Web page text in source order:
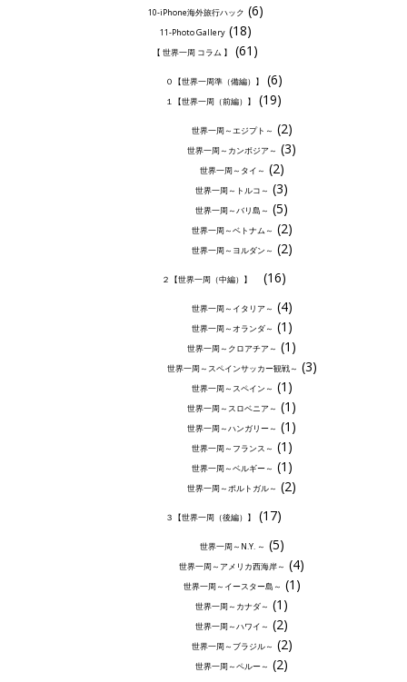
10-iPhone海外旅行ハック (6)
11-Photo Gallery(18)
【 世界一周 コラム 】 (61)
０【世界一周準（備編）】 (6)
１【世界一周（前編）】 (19)
世界一周～エジプト～ (2)
世界一周～カンボジア～ (3)
世界一周～タイ～ (2)
世界一周～トルコ～ (3)
世界一周～バリ島～ (5)
世界一周～ベトナム～ (2)
世界一周～ヨルダン～ (2)
２【世界一周（中編）】 (16)
世界一周～イタリア～ (4)
世界一周～オランダ～ (1)
世界一周～クロアチア～ (1)
世界一周～スペインサッカー観戦～ (3)
世界一周～スペイン～ (1)
世界一周～スロベニア～ (1)
世界一周～ハンガリー～ (1)
世界一周～フランス～ (1)
世界一周～ベルギー～ (1)
世界一周～ポルトガル～ (2)
３【世界一周（後編）】 (17)
世界一周～N.Y. ～ (5)
世界一周～アメリカ西海岸～ (4)
世界一周～イースター島～ (1)
世界一周～カナダ～ (1)
世界一周～ハワイ～ (2)
世界一周～ブラジル～ (2)
世界一周～ペルー～ (2)